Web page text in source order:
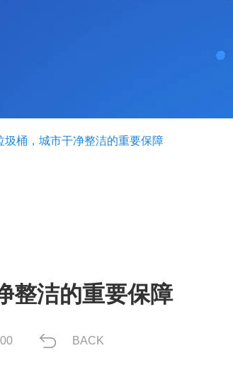
圾桶，城市干净整洁的重要保障
整洁的重要保障
BACK